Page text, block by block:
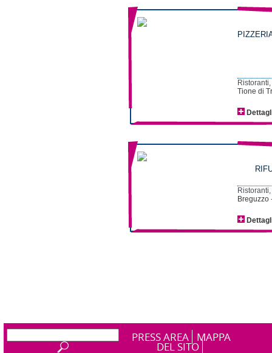
Tione di
Breguzzo
PRESS AREA MAPPA
DEL SITO